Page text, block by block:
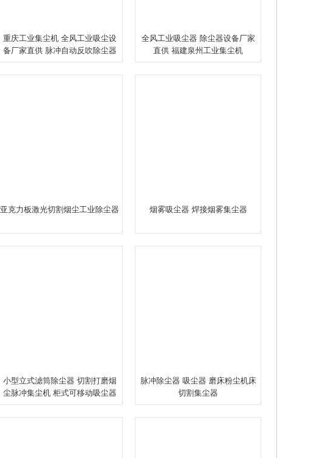
重庆工业集尘机 全风工业吸尘设
备厂家直供 脉冲自动反吹除尘器
全风工业吸尘器 除尘器设备厂家
直供 福建泉州工业集尘机
亚克力板激光切割烟尘工业除尘器 烟雾吸尘器 焊接烟雾集尘器
小型立式滤筒除尘器 切割打磨烟
尘脉冲集尘机 柜式可移动吸尘器
脉冲除尘器 吸尘器 磨床粉尘机床
切割集尘器